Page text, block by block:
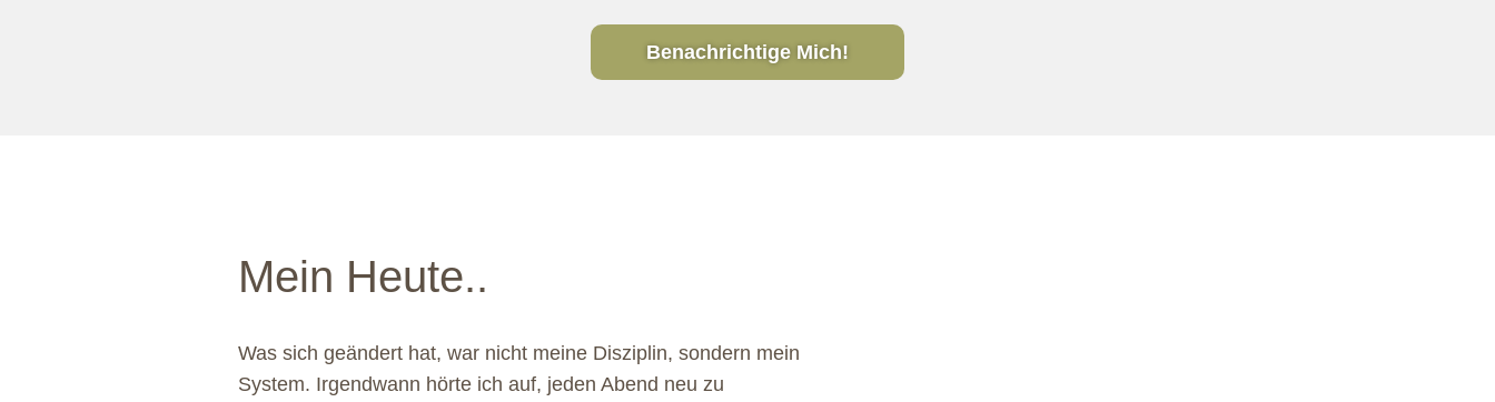
Benachrichtige Mich!
Mein Heute..
Was sich geändert hat, war nicht meine Disziplin, sondern mein
System. Irgendwann hörte ich auf, jeden Abend neu zu